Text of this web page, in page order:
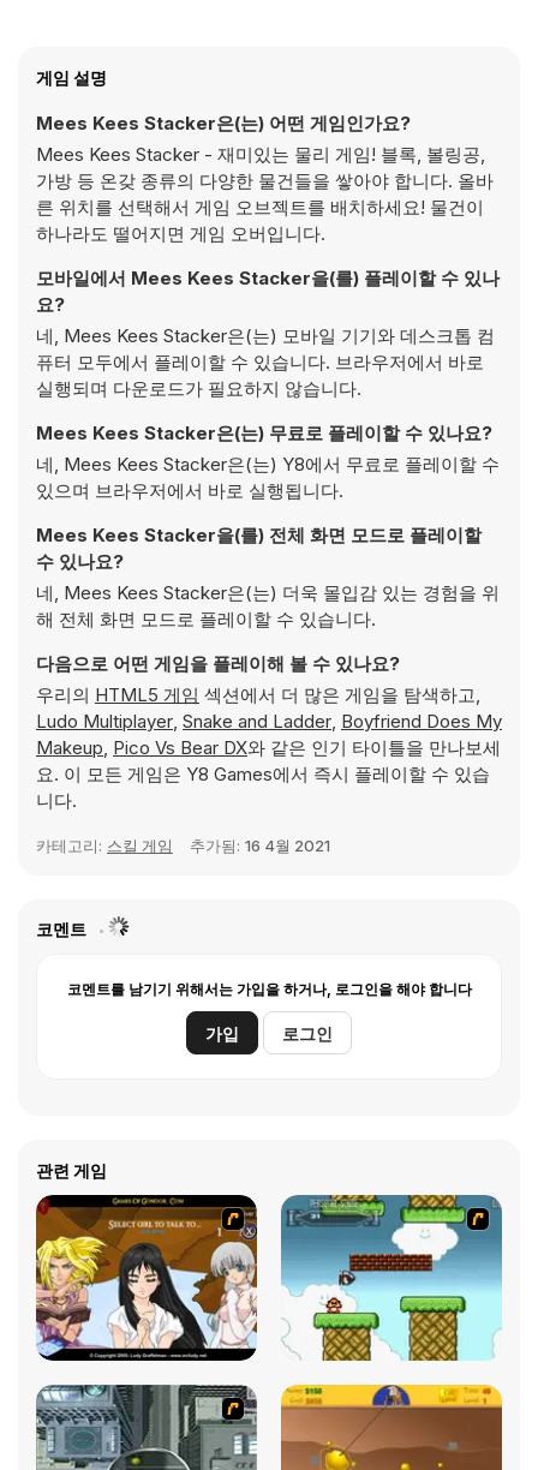
게임 설명
Mees Kees Stacker은(는) 어떤 게임인가요?
Mees Kees Stacker - 재미있는 물리 게임! 블록, 볼링공,
가방 등 온갖 종류의 다양한 물건들을 쌓아야 합니다. 올바
른 위치를 선택해서 게임 오브젝트를 배치하세요! 물건이
하나라도 떨어지면 게임 오버입니다.
모바일에서 Mees Kees Stacker을(를) 플레이할 수 있나
요?
네, Mees Kees Stacker은(는) 모바일 기기와 데스크톱 컴
퓨터 모두에서 플레이할 수 있습니다. 브라우저에서 바로
실행되며 다운로드가 필요하지 않습니다.
Mees Kees Stacker은(는) 무료로 플레이할 수 있나요?
네, Mees Kees Stacker은(는) Y8에서 무료로 플레이할 수
있으며 브라우저에서 바로 실행됩니다.
Mees Kees Stacker을(를) 전체 화면 모드로 플레이할
수 있나요?
네, Mees Kees Stacker은(는) 더욱 몰입감 있는 경험을 위
해 전체 화면 모드로 플레이할 수 있습니다.
다음으로 어떤 게임을 플레이해 볼 수 있나요?
우리의 HTML5 게임 섹션에서 더 많은 게임을 탐색하고,
Ludo Multiplayer, Snake and Ladder, Boyfriend Does My
Makeup, Pico Vs Bear DX와 같은 인기 타이틀을 만나보세
요. 이 모든 게임은 Y8 Games에서 즉시 플레이할 수 있습
니다.
카테고리: 스킬 게임 추가됨: 16 4월 2021
코멘트
코멘트를 남기기 위해서는 가입을 하거나, 로그인을 해야 합니다
가입 로그인
관련 게임